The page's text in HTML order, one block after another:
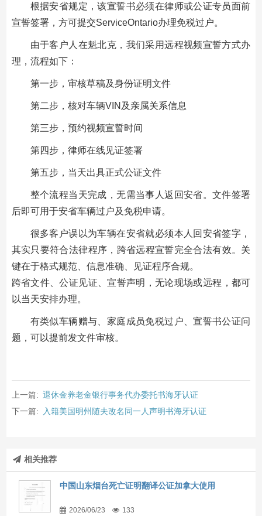
根据安省规定，该宣誓书必须在律师或公证专员面前
宣誓签署，方可提交ServiceOntario办理免税过户。
由于客户人在魁北克，我们采用远程视频宣誓方式办
理，流程如下：
第一步，审核草稿及身份证明文件
第二步，核对车辆VIN及亲属关系信息
第三步，预约视频宣誓时间
第四步，律师在线见证签署
第五步，当天出具正式公证文件
整个流程当天完成，无需当事人返回安省。文件签署
后即可用于安省车辆过户及免税申请。
很多客户误以为车辆在安省就必须本人回安省签字，
其实只要符合法律程序，跨省远程宣誓完全合法有效。关
键在于格式规范、信息准确、见证程序合规。
跨省文件、公证见证、宣誓声明，无论现场或远程，都可
以当天安排办理。
有类似车辆赠与、家庭成员免税过户、宣誓书公证问
题，可以提前发文件审核。
上一篇: 退休金养老金银行事务代办委托书海牙认证
下一篇:
入籍美国明州随夫改名同一人声明书海牙认证
相关推荐
中国山东烟台死亡证明翻译公证加拿大使用
2026/06/23 133